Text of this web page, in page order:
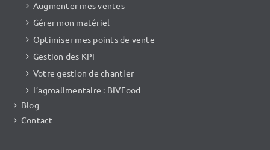
Augmenter mes ventes
Gérer mon matériel
Optimiser mes points de vente
Gestion des KPI
Votre gestion de chantier
L’agroalimentaire : BIVFood
Blog
Contact